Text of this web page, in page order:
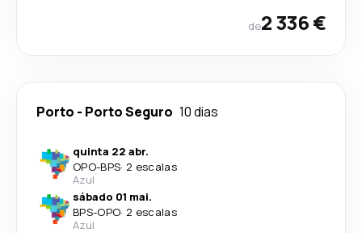
de2 336 €
Porto - Porto Seguro 10 dias
quinta 22 abr.
OPO-BPS· 2 escalas
Azul
sábado 01 mai.
BPS-OPO· 2 escalas
Azul